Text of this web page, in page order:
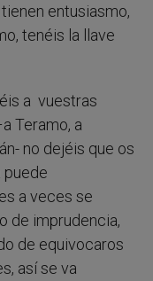
entusiasmo,
tenéis la llave
a vuestras
Teramo, a
no dejéis que os
puede
a veces se
de imprudencia,
de equivocaros
así se va